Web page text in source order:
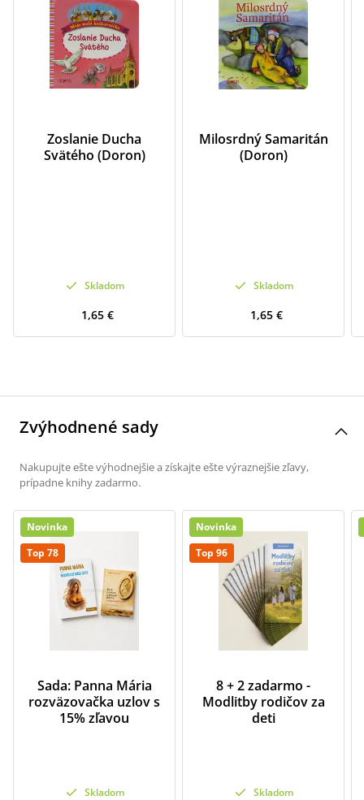
Zoslanie Ducha
Svätého (Doron)
Skladom
1,65 €
Milosrdný Samaritán
(Doron)
Skladom
1,65 €
Zvýhodnené sady
Nakupujte ešte výhodnejšie a získajte ešte výraznejšie zľavy,
prípadne knihy zadarmo.
Novinka
Top 78
Sada: Panna Mária
rozväzovačka uzlov s
15% zľavou
Skladom
Novinka
Top 96
8 + 2 zadarmo -
Modlitby rodičov za
deti
Skladom